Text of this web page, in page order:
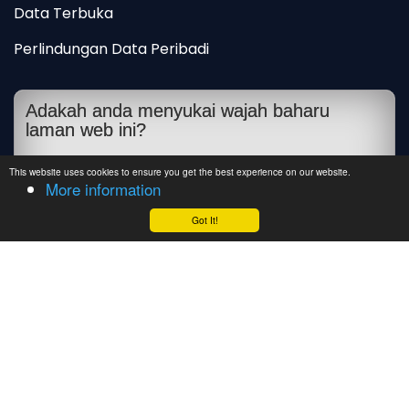
This website uses cookies to ensure you get the best experience on our website.
More information
Got It!
Data Terbuka
Perlindungan Data Peribadi
Adakah anda menyukai wajah baharu
laman web ini?
Suka